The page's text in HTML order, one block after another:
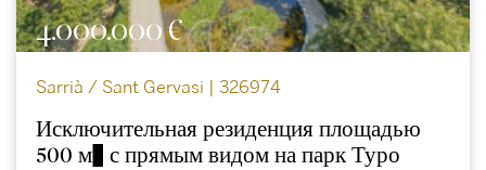
4.000.000 €
Sarrià / Sant Gervasi | 326974
Исключительная резиденция площадью
500 м² с прямым видом на парк Туро